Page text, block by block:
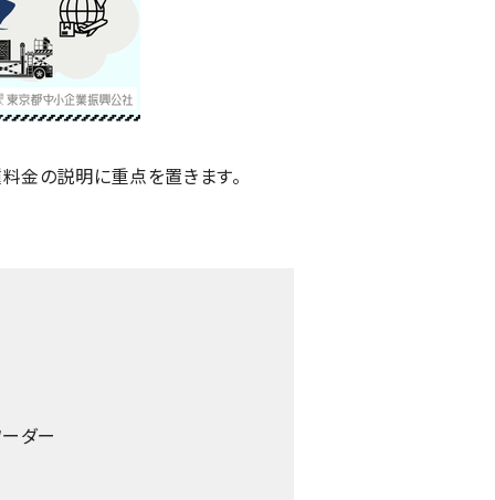
金の説明に重点を置きます。
ダー